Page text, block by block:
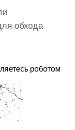
обхода
роботом